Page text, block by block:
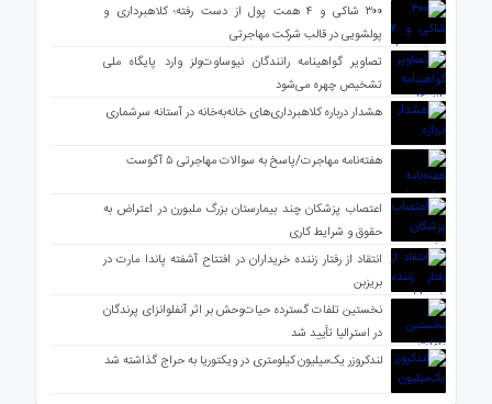
۳۰۰ شاکی و ۴ همت پول از دست رفته؛ کلاهبرداری و
پولشویی در قالب شرکت مهاجرتی
تصاویر گواهینامه رانندگان نیوساوت‌ولز وارد پایگاه ملی
تشخیص چهره می‌شود
هشدار درباره کلاهبرداری‌های خانه‌به‌خانه در آستانه سرشماری
هفته‌نامه مهاجرت/پاسخ به سوالات مهاجرتی ۵ آگوست
اعتصاب پزشکان چند بیمارستان بزرگ ملبورن در اعتراض به
حقوق و شرایط کاری
انتقاد از رفتار زننده خریداران در افتتاح آشفته پاندا مارت در
بریزبن
نخستین تلفات گسترده حیات‌وحش بر اثر آنفلوانزای پرندگان
در استرالیا تأیید شد
لندکروزر یک‌میلیون کیلومتری در ویکتوریا به حراج گذاشته شد